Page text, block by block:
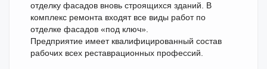
отделку фасадов вновь строящихся зданий. В
комплекс ремонта входят все виды работ по
отделке фасадов «под ключ».
Предприятие имеет квалифицированный состав
рабочих всех реставрационных профессий.